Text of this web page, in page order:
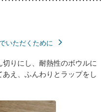
いただくために
りにし、耐熱性のボウルに
え、ふんわりとラップをし